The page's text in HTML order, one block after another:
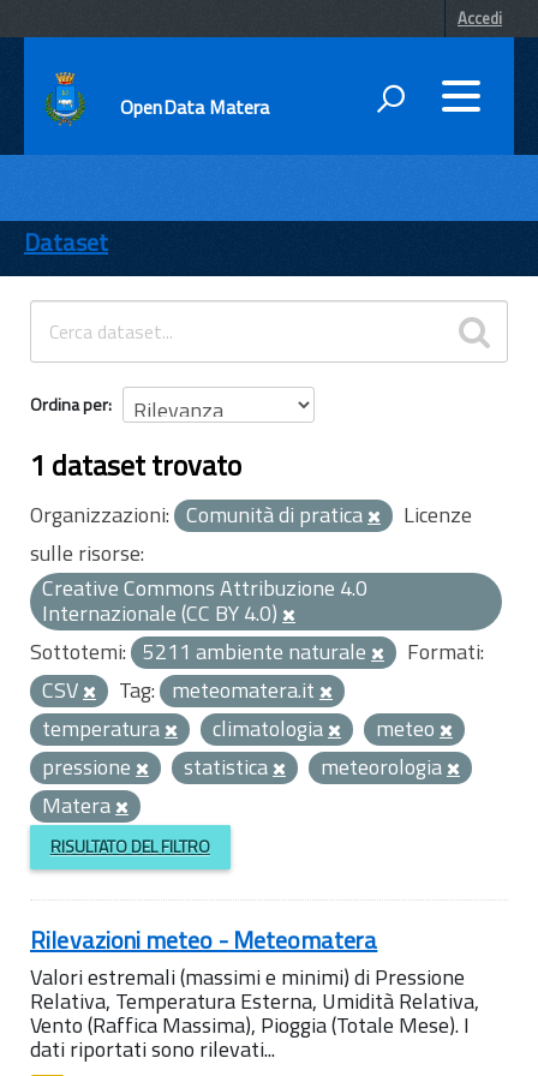
Accedi
OpenData Matera
ENTI
TEMI
INFORMAZIONI
Dataset
Ordina per
1 dataset trovato
Organizzazioni: Comunità di pratica
Licenze
sulle risorse:
Creative Commons Attribuzione 4.0
Internazionale (CC BY 4.0)
Sottotemi: 5211 ambiente naturale
Formati:
CSV
Tag: meteomatera.it
temperatura
climatologia
meteo
pressione
statistica
meteorologia
Matera
RISULTATO DEL FILTRO
Rilevazioni meteo - Meteomatera
Valori estremali (massimi e minimi) di Pressione
Relativa, Temperatura Esterna, Umidità Relativa,
Vento (Raffica Massima), Pioggia (Totale Mese). I
dati riportati sono rilevati...